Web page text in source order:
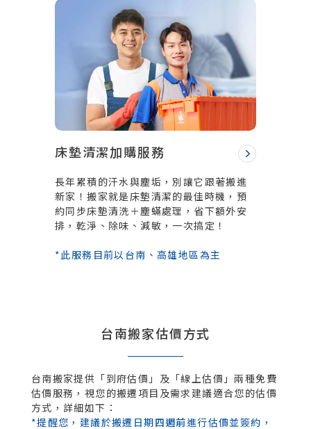
床墊清潔加購服務
長年累積的汗水與塵垢，別讓它跟著搬進
新家！搬家就是床墊清潔的最佳時機，預
約同步床墊清洗＋塵蟎處理，省下額外安
排，乾淨、除味、減敏，一次搞定！
*此服務目前以台南、高雄地區為主
台南搬家估價方式
台南搬家提供「到府估價」及「線上估價」兩種免費
估價服務，視您的搬遷項目及需求建議適合您的估價
方式，詳細如下：
*提醒您，建議於搬遷日期四週前進行估價並簽約，